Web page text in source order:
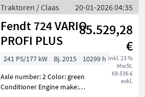
różnego typu:
Traktoren / Claas 20-01-2026 04:35
Fendt 724 VARIO
PROFI PLUS
85.529,28
€
inkl. 23 %
MwSt.
69.536 €
exkl.
241 PS/177 kW Bj. 2015
10299 h
Axle number: 2 Color: green
Conditioner Engine make: